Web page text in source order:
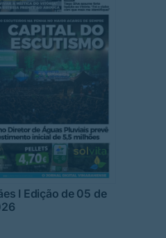
I Edição de 05 de